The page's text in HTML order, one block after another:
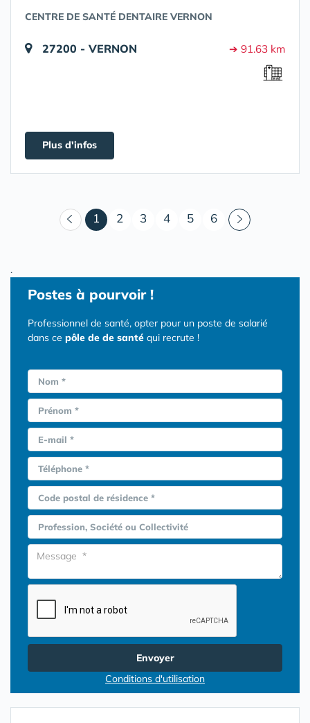
CENTRE DE SANTÉ DENTAIRE VERNON
27200 - VERNON ➔ 91.63 km
Plus d'infos
1 (courant)
2 3 4 5 6
.
Postes à pourvoir !
Professionnel de santé, opter pour un poste de salarié
dans ce pôle de de santé qui recrute !
Nom *
Prénom *
E-mail *
Téléphone *
Code postal de résidence *
Profession, Société ou Collectivité
Envoyer
Conditions d'utilisation